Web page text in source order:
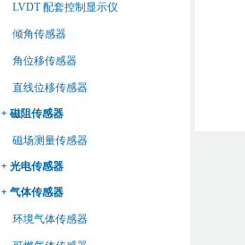
LVDT 配套控制显示仪
倾角传感器
角位移传感器
直线位移传感器
+ 磁阻传感器
磁场测量传感器
+ 光电传感器
+ 气体传感器
环境气体传感器